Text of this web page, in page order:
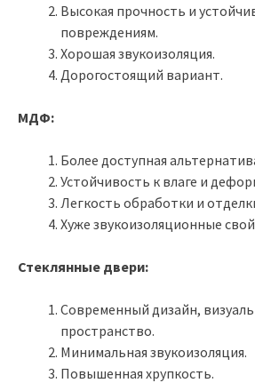
Высокая прочность и
повреждениям.
Хорошая звукоизоляция.
Дорогостоящий вариант.
МДФ:
Более доступная
Устойчивость к влаге и
Легкость обработки и
Хуже звукоизоляционные
Стеклянные двери:
Современный дизайн,
пространство.
Минимальная звукоизоляция.
Повышенная хрупкость.